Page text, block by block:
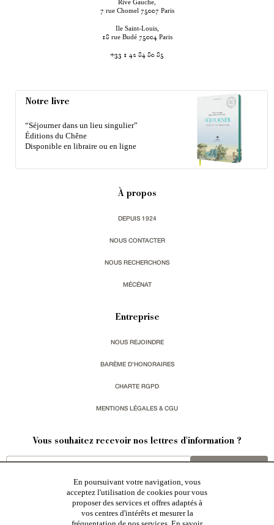
Rive Gauche,
7 rue Chomel 75007 Paris
Ile Saint-Louis,
18 rue Budé 75004 Paris
+33 1 42 84 80 85
Notre livre
“Séjourner dans un lieu singulier”
Éditions du Chêne
Disponible en libraire ou en ligne
À propos
DEPUIS 1924
NOUS CONTACTER
NOUS RECHERCHONS
MÉCÉNAT
Entreprise
NOUS REJOINDRE
BARÈME D'HONORAIRES
CHARTE RGPD
MENTIONS LÉGALES & CGU
Vous souhaitez recevoir nos lettres d'information ?
En poursuivant votre navigation, vous
acceptez l'utilisation de cookies pour vous
proposer des services et offres adaptés à
vos centres d'intérêts et mesurer la
fréquentation de nos services. En savoir